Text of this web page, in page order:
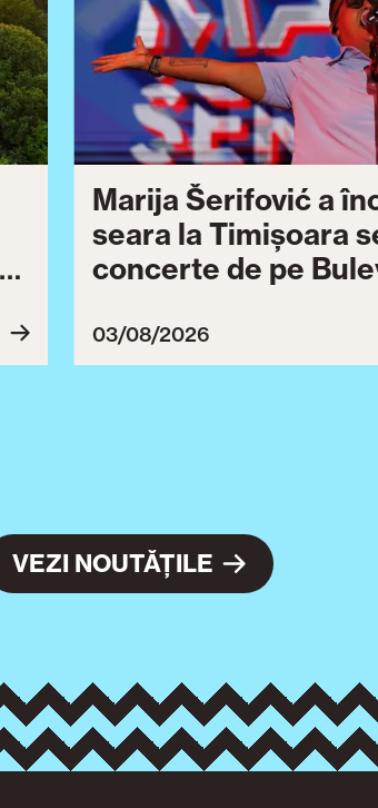
Marija Šerifović a
seara la Timișoara
concerte de pe
Ziua Timișoarei
ultimă serie de
03/08/2026
VEZI NOUTĂȚILE